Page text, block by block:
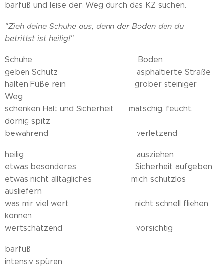
barfuß und leise den Weg durch das KZ suchen.
"Zieh deine Schuhe aus, denn der Boden den du
betrittst ist heilig!"
Schuhe Boden
geben Schutz asphaltierte Straße
halten Füße rein grober steiniger
Weg
schenken Halt und Sicherheit matschig, feucht,
dornig spitz
bewahrend verletzend
heilig ausziehen
etwas besonderes Sicherheit aufgeben
etwas nicht alltägliches mich schutzlos
ausliefern
was mir viel wert nicht schnell fliehen
können
wertschätzend vorsichtig
barfuß
intensiv spüren